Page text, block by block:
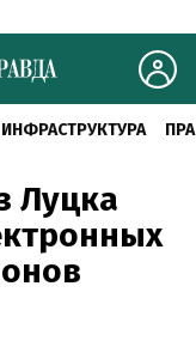
ИНФРАСТРУКТУРА
Луцка